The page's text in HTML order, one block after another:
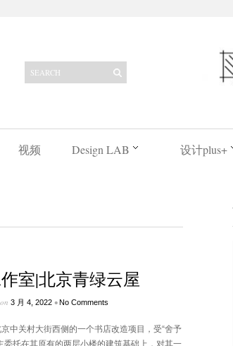
视频 Design LAB 设计plus+
室|北京青绿云屋
on 3 月 4, 2022 •No Comments
中关村大街西侧的一个书店改造项目，受“舍予
委托在其原有的两层小楼的建筑基础上，对其一